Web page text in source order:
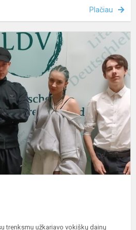
Plačiau
trenksmu užkariavo vokiškų dainų